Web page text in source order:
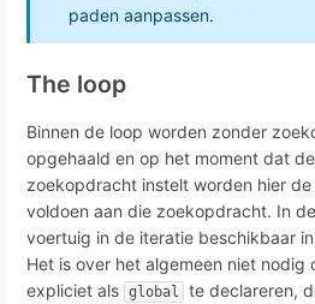
paden aanpassen.
The loop
Binnen de loop worden zonder
opgehaald en op het moment dat
zoekopdracht instelt worden hier
voldoen aan die zoekopdracht. In
voertuig in de iteratie beschikbaar
Het is over het algemeen niet nodig
expliciet als global
te declareren,